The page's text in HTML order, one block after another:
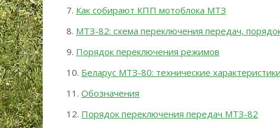
Как собирают КПП мотоблока МТЗ
МТЗ-82: схема переключения передач,
Порядок переключения режимов
Беларус МТЗ-80: технические
Обозначения
Порядок переключения передач МТЗ-82